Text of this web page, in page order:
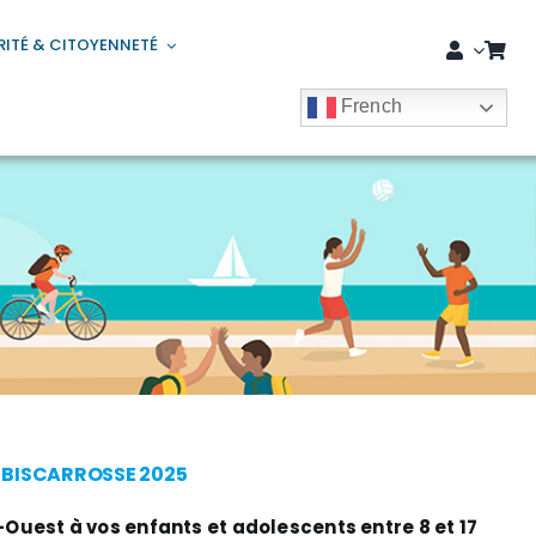
& CITOYENNETÉ
French
BISCARROSSE 2025
à vos enfants et adolescents entre 8 et 17